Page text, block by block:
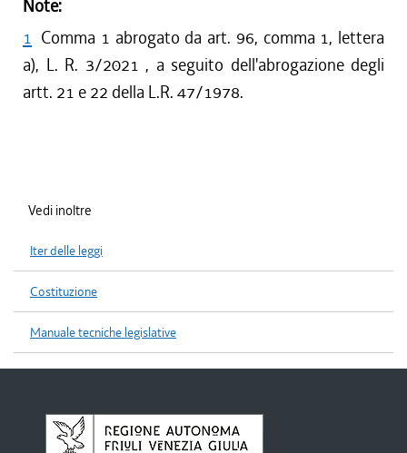
Note:
1 Comma 1 abrogato da art. 96, comma 1, lettera
a), L. R. 3/2021 , a seguito dell'abrogazione degli
artt. 21 e 22 della L.R. 47/1978.
Vedi inoltre
Iter delle leggi
Costituzione
Manuale tecniche legislative